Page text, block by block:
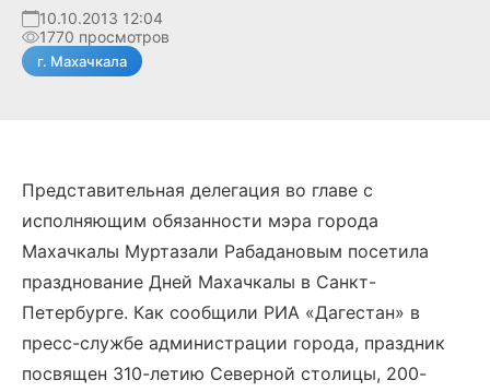
10.10.2013 12:04
1770 просмотров
г. Махачкала
Представительная делегация во главе с
исполняющим обязанности мэра города
Махачкалы Муртазали Рабадановым посетила
празднование Дней Махачкалы в Санкт-
Петербурге. Как сообщили РИА «Дагестан» в
пресс-службе администрации города, праздник
посвящен 310-летию Северной столицы, 200-